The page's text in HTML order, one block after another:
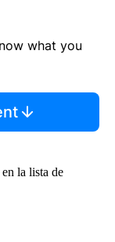
what you
la lista de